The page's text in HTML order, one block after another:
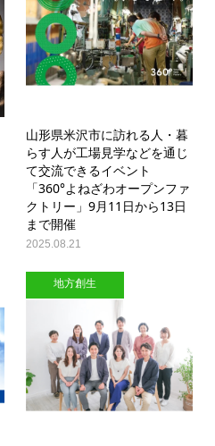
山形県米沢市に訪れる人・暮
らす人が工場見学などを通じ
て交流できるイベント
「360°よねざわオープンファ
クトリー」9月11日から13日
まで開催
2025.08.21
地方創生